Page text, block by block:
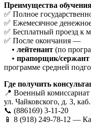
Преимущества
✅ Полное
✅ Ежемесячное
✅ Бесплатный проезд к
✅ После окончания —
• лейтенант (по
• прапорщик/сержант
программе средней
Где получить
📍 Военный комиссариат
ул. Чайковского, д. 3,
📞 (886169) 3-11-20
📱 8 (918) 249-78-12 —